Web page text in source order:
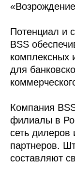
Потенциал и
BSS
комплексных
для
Компания
филиалы в
сеть дилеров
партнеров.
составляют